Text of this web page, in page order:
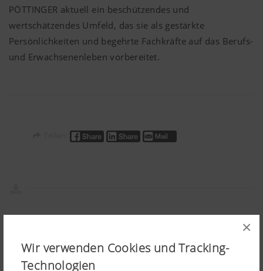
×
Wir verwenden Cookies und Tracking-
Technologien
PÖTTINGER aktuell ein beschützendes und
wertschätzendes Umfeld, das sie als gestärkte
Persönlichkeiten und begehrte Fachkräfte auf das Berufs-
und Erwachsenenleben vorbereitet.